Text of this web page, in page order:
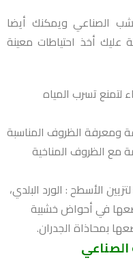
الصناعي ويمكنك أيضا
عليك أخذ احتياطات معينة
لتمنع تسرب المياه
ومعرفة الظروف المناسبة
مع الظروف المناخية
الأسطح : الورد البلدي،
في أحواض خشبية
بمحاذاة الجدران.